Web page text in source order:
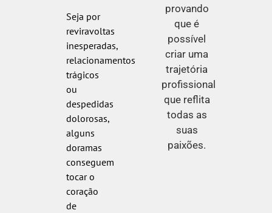
Seja por
reviravoltas
inesperadas,
relacionamentos
trágicos
ou
despedidas
dolorosas,
alguns
doramas
conseguem
tocar o
coração
de
provando
que é
possível
criar uma
trajetória
profissional
que reflita
todas as
suas
paixões.